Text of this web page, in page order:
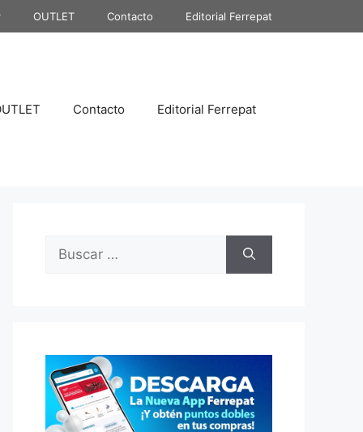
OUTLET Contacto Editorial Ferrepat
Contacto Editorial Ferrepat
Buscar: